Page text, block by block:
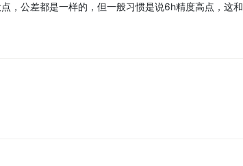
，公差都是一样的，但一般习惯是说6h精度高点，这和